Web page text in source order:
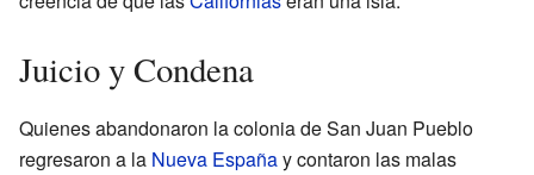
Juicio y Condena
Quienes abandonaron la colonia de San Juan Pueblo
regresaron a la Nueva Españay contaron las malas